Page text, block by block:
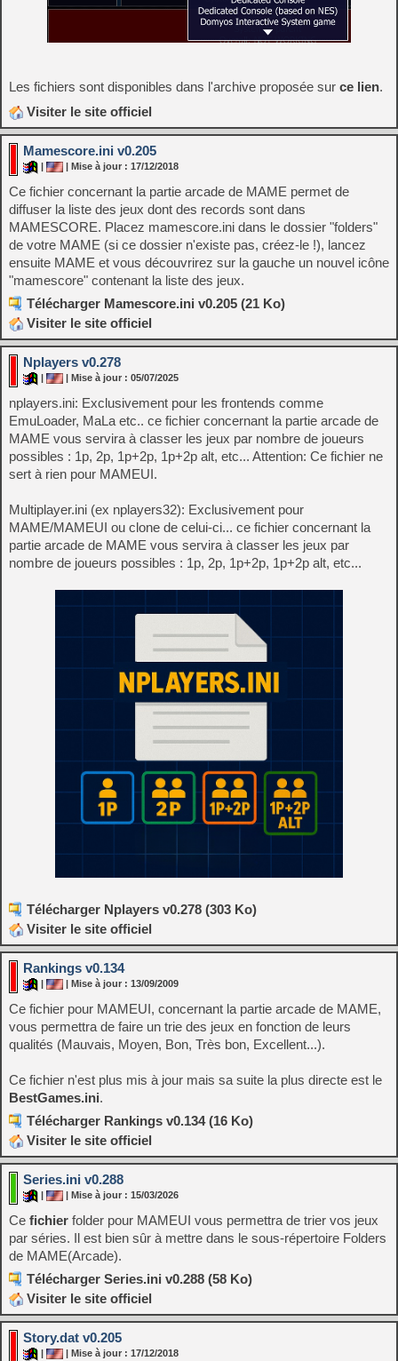
Les fichiers sont disponibles dans l'archive proposée sur ce lien.
Visiter le site officiel
Mamescore.ini v0.205
| Mise à jour : 17/12/2018
Ce fichier concernant la partie arcade de MAME permet de
diffuser la liste des jeux dont des records sont dans
MAMESCORE. Placez mamescore.ini dans le dossier "folders"
de votre MAME (si ce dossier n'existe pas, créez-le !), lancez
ensuite MAME et vous découvrirez sur la gauche un nouvel icône
"mamescore" contenant la liste des jeux.
Télécharger Mamescore.ini v0.205 (21 Ko)
Visiter le site officiel
Nplayers v0.278
| Mise à jour : 05/07/2025
nplayers.ini: Exclusivement pour les frontends comme
EmuLoader, MaLa etc.. ce fichier concernant la partie arcade de
MAME vous servira à classer les jeux par nombre de joueurs
possibles : 1p, 2p, 1p+2p, 1p+2p alt, etc... Attention: Ce fichier ne
sert à rien pour MAMEUI.
Multiplayer.ini (ex nplayers32): Exclusivement pour
MAME/MAMEUI ou clone de celui-ci... ce fichier concernant la
partie arcade de MAME vous servira à classer les jeux par
nombre de joueurs possibles : 1p, 2p, 1p+2p, 1p+2p alt, etc...
Télécharger Nplayers v0.278 (303 Ko)
Visiter le site officiel
Rankings v0.134
| Mise à jour : 13/09/2009
Ce fichier pour MAMEUI, concernant la partie arcade de MAME,
vous permettra de faire un trie des jeux en fonction de leurs
qualités (Mauvais, Moyen, Bon, Très bon, Excellent...).
Ce fichier n'est plus mis à jour mais sa suite la plus directe est le
BestGames.ini.
Télécharger Rankings v0.134 (16 Ko)
Visiter le site officiel
Series.ini v0.288
| Mise à jour : 15/03/2026
Ce fichier folder pour MAMEUI vous permettra de trier vos jeux
par séries. Il est bien sûr à mettre dans le sous-répertoire Folders
de MAME(Arcade).
Télécharger Series.ini v0.288 (58 Ko)
Visiter le site officiel
Story.dat v0.205
| Mise à jour : 17/12/2018